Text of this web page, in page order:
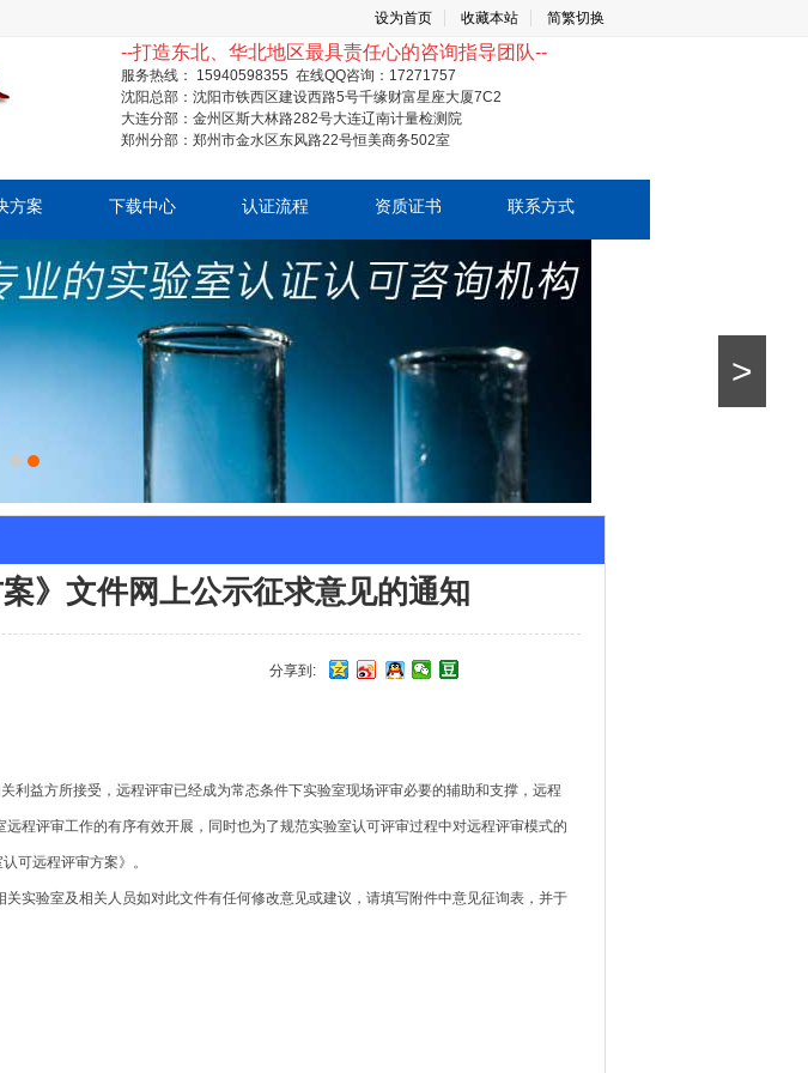
设为首页 收藏本站 简繁切换
--打造东北、华北地区最具责任心的咨询指导团队--
服务热线： 15940598355 在线QQ咨询：17271757
沈阳总部：沈阳市铁西区建设西路5号千缘财富星座大厦7C2
大连分部：金州区斯大林路282号大连辽南计量检测院
郑州分部：郑州市金水区东风路22号恒美商务502室
方案 下载中心 认证流程 资质证书 联系方式
>
》文件网上公示征求意见的通知
分享到:
益方所接受，远程评审已经成为常态条件下实验室现场评审必要的辅助和支撑，远程
程评审工作的有序有效开展，同时也为了规范实验室认可评审过程中对远程评审模式的
可远程评审方案》。
验室及相关人员如对此文件有任何修改意见或建议，请填写附件中意见征询表，并于